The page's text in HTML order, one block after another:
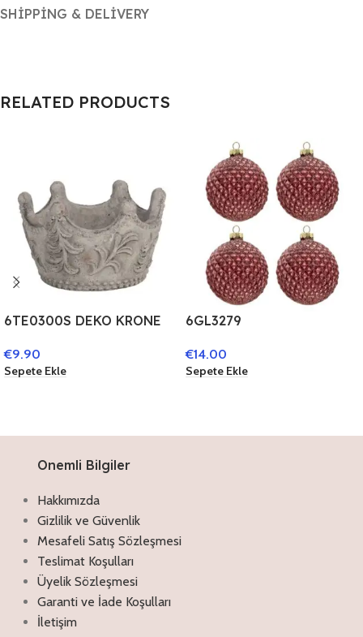
SHIPPING & DELIVERY
RELATED PRODUCTS
6TE0300S DEKO KRONE
ACCESSOIRES
€9.90
Sepete Ekle
6GL3279
Ø 8 CM ROT GLAS RUND
WEIHNACHTSDEKO
€14.00
Sepete Ekle
Onemli Bilgiler
Hakkımızda
Gizlilik ve Güvenlik
Mesafeli Satış Sözleşmesi
Teslimat Koşulları
Üyelik Sözleşmesi
Garanti ve İade Koşulları
İletişim